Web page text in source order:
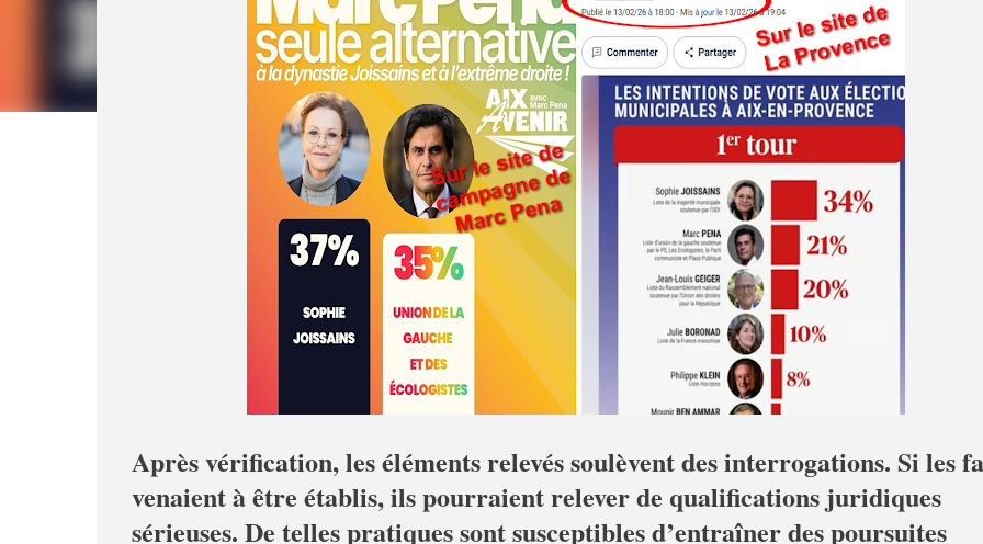
Après vérification, les éléments relevés soulèvent des interrogations. Si les
venaient à être établis, ils pourraient relever de qualifications juridiques
sérieuses. De telles pratiques sont susceptibles d’entraîner des poursuites